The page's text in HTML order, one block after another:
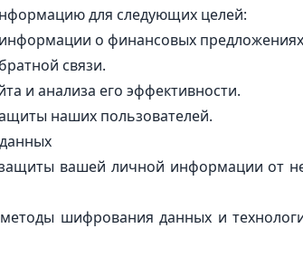
для следующих целей:
о финансовых
связи.
и анализа его эффективности.
наших пользователей.
вашей личной информации от
шифрования данных и